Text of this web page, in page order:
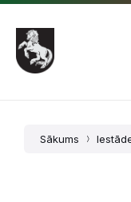
Pāriet
saturu
Skip
main
navigation
Skip
footer
Sākums